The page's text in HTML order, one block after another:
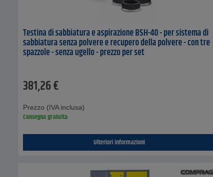
Testina di sabbiatura e aspirazione BSH-40 - per sistema di
sabbiatura senza polvere e recupero della polvere - con tre
spazzole - senza ugello - prezzo per set
381,26€
Prezzo (IVA inclusa)
Consegna gratuita
Ulteriori informazioni